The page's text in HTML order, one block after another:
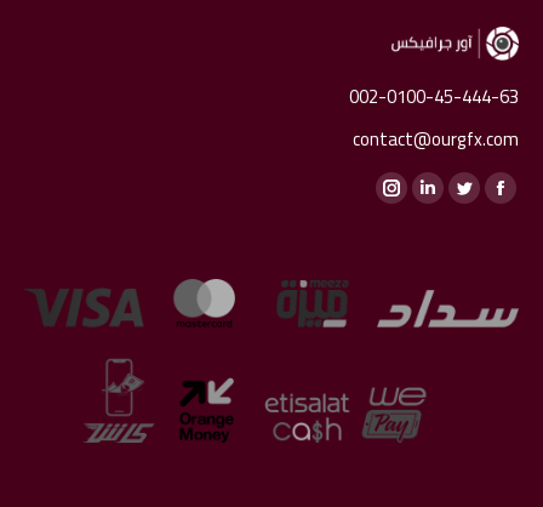
002-0100-45-444-63
contact@ourgfx.com
Find us on:
Facebook
new
Twitter
new
Linkedin
in
new
Instagram
in
new